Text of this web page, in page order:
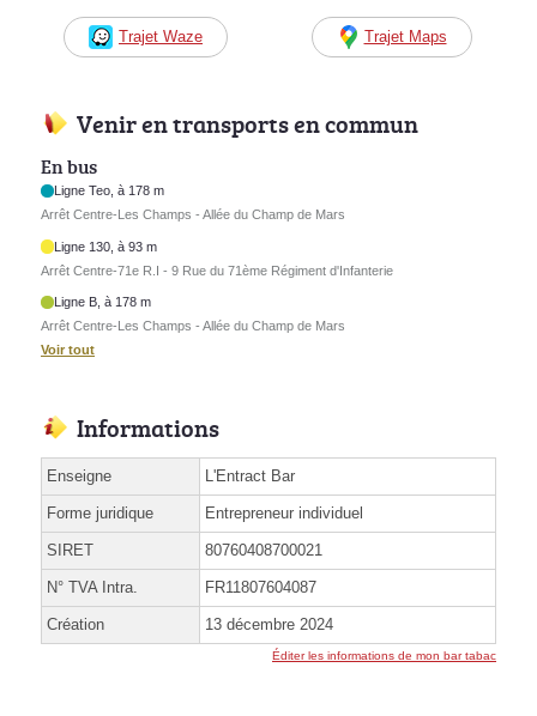
Trajet Waze Trajet Maps
Venir en transports en commun
En bus
Ligne Teo, à 178 m
Arrêt Centre-Les Champs - Allée du Champ de Mars
Ligne 130, à 93 m
Arrêt Centre-71e R.I - 9 Rue du 71ème Régiment d'Infanterie
Ligne B, à 178 m
Arrêt Centre-Les Champs - Allée du Champ de Mars
Voir tout
Informations
Enseigne L'Entract Bar
Forme juridique Entrepreneur individuel
SIRET 80760408700021
N° TVA Intra. FR11807604087
Création 13 décembre 2024
Éditer les informations de mon bar tabac